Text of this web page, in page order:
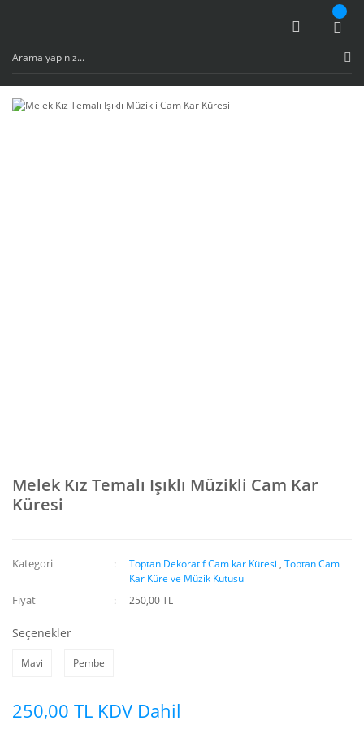
Melek Kız Temalı Işıklı Müzikli Cam Kar
Küresi
Kategori Toptan Dekoratif Cam kar Küresi ,Toptan Cam
Kar Küre ve Müzik Kutusu
Fiyat 250,00 TL
Seçenekler
Mavi Pembe
250,00 TL KDV Dahil